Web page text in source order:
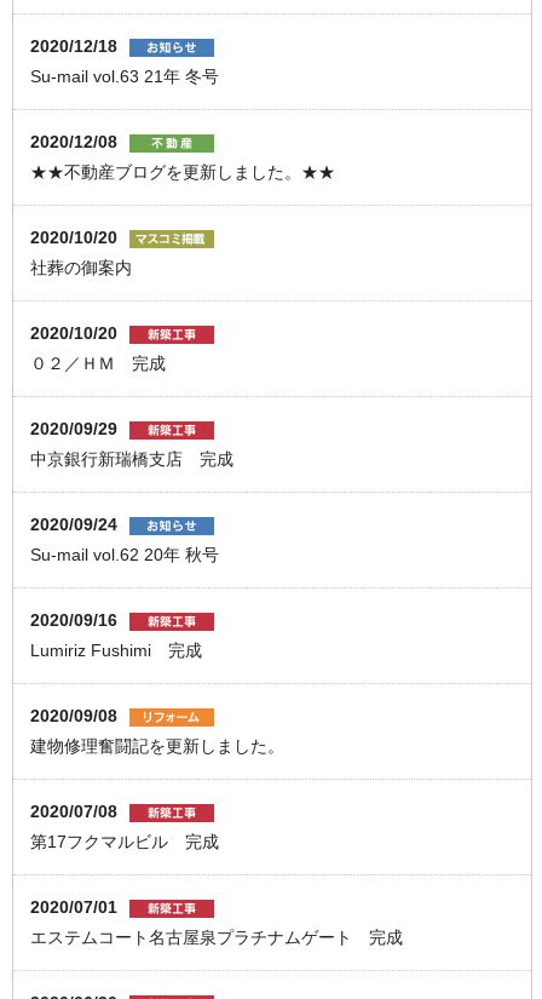
2020/12/18
Su-mail vol.63 21年 冬号
2020/12/08
★★不動産ブログを更新しました。★★
2020/10/20
社葬の御案内
2020/10/20
０２／ＨＭ 完成
2020/09/29
中京銀行新瑞橋支店 完成
2020/09/24
Su-mail vol.62 20年 秋号
2020/09/16
Lumiriz Fushimi 完成
2020/09/08
建物修理奮闘記を更新しました。
2020/07/08
第17フクマルビル 完成
2020/07/01
エステムコート名古屋泉プラチナムゲート 完成